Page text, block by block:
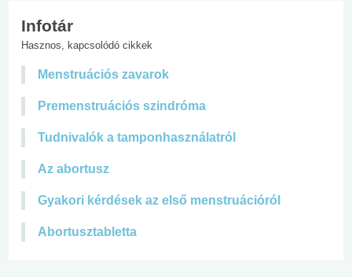
Infotár
Hasznos, kapcsolódó cikkek
Menstruációs zavarok
Premenstruációs szindróma
Tudnivalók a tamponhasználatról
Az abortusz
Gyakori kérdések az első menstruációról
Abortusztabletta